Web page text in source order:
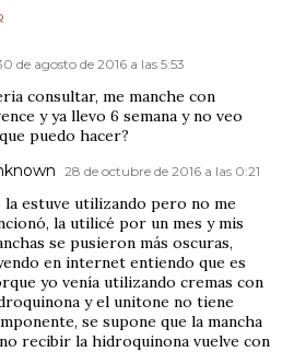
de agosto de 2016 a las 5:53
consultar, me manche con
y ya llevo 6 semana y no veo
puedo hacer?
28 de octubre de 2016 a las 0:21
la estuve utilizando pero no me
la utilicé por un mes y mis
se pusieron más oscuras,
en internet entiendo que es
yo venía utilizando cremas con
y el unitone no tiene
se supone que la mancha
recibir la hidroquinona vuelve con